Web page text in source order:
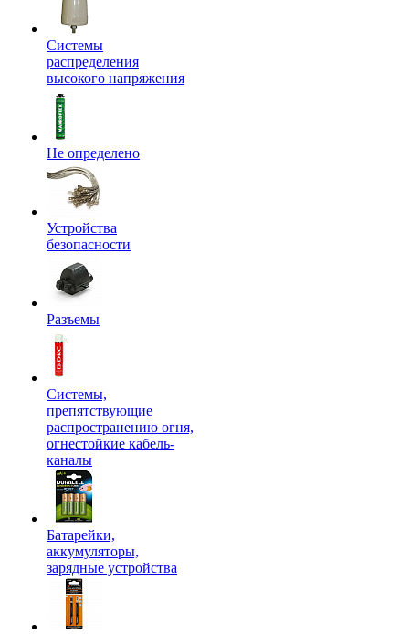
Системы
распределения
высокого напряжения
Не определено
Устройства
безопасности
Разъемы
Системы,
препятствующие
распространению огня,
огнестойкие кабель-
каналы
Батарейки,
аккумуляторы,
зарядные устройства